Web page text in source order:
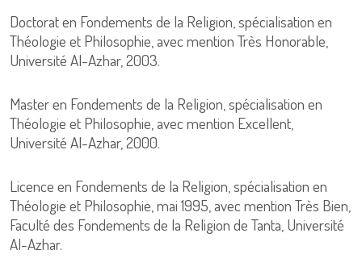
Doctorat en Fondements de la Religion, spécialisation en
Théologie et Philosophie, avec mention Très Honorable,
Université Al-Azhar, 2003.
Master en Fondements de la Religion, spécialisation en
Théologie et Philosophie, avec mention Excellent,
Université Al-Azhar, 2000.
Licence en Fondements de la Religion, spécialisation en
Théologie et Philosophie, mai 1995, avec mention Très Bien,
Faculté des Fondements de la Religion de Tanta, Université
Al-Azhar.